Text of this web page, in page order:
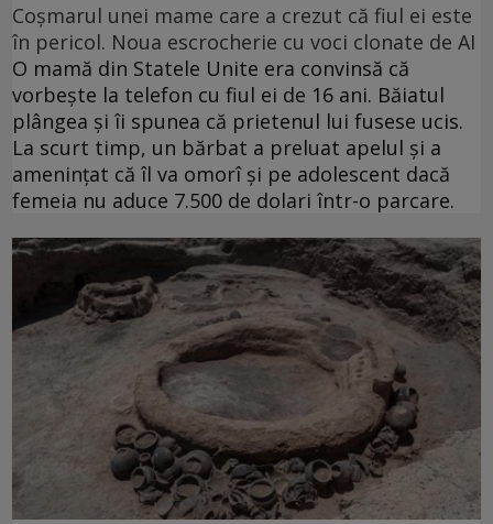
Coșmarul unei mame care a crezut că fiul ei este
în pericol. Noua escrocherie cu voci clonate de AI
O mamă din Statele Unite era convinsă că
vorbește la telefon cu fiul ei de 16 ani. Băiatul
plângea și îi spunea că prietenul lui fusese ucis.
La scurt timp, un bărbat a preluat apelul și a
amenințat că îl va omorî și pe adolescent dacă
femeia nu aduce 7.500 de dolari într-o parcare.